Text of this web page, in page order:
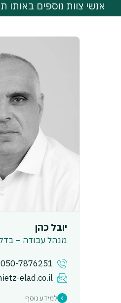
אנשי צוות נוספים באותו
יובל כהן
מנהל עבודה –
050-7876251
elad.co.il
למידע נוסף